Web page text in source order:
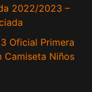
2022/2023 –
Oficial Primera
Camiseta Niños